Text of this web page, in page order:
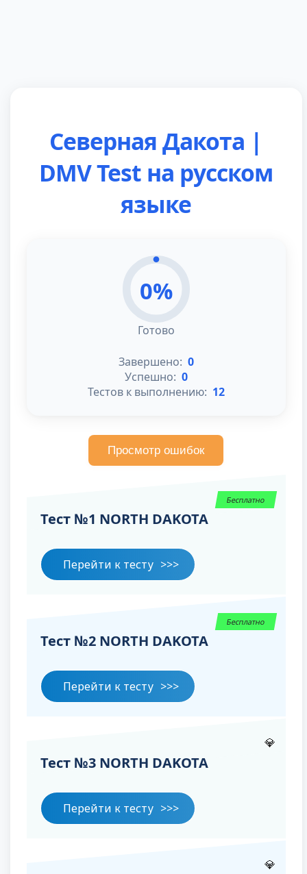
Северная Дакота |
DMV Test на русском
языке
0%
Готово
Завершено: 0
Успешно: 0
Тестов к выполнению: 12
Просмотр ошибок
Бесплатно
Тест №1 NORTH DAKOTA
Перейти к тесту
Бесплатно
Тест №2 NORTH DAKOTA
Перейти к тесту
💎
Тест №3 NORTH DAKOTA
Перейти к тесту
💎